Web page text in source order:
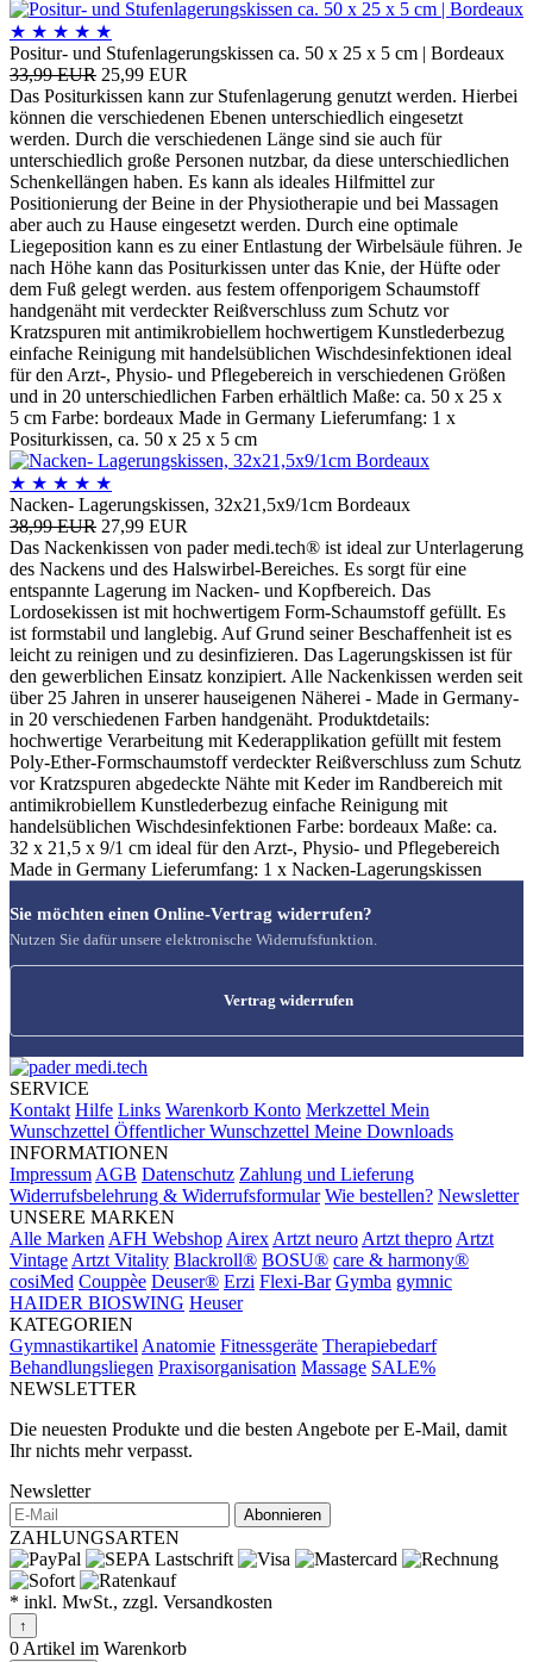
★ ★ ★ ★ ★
Positur- und Stufenlagerungskissen ca. 50 x 25 x 5 cm | Bordeaux
33,99 EUR 25,99 EUR
Das Positurkissen kann zur Stufenlagerung genutzt werden. Hierbei
können die verschiedenen Ebenen unterschiedlich eingesetzt
werden. Durch die verschiedenen Länge sind sie auch für
unterschiedlich große Personen nutzbar, da diese unterschiedlichen
Schenkellängen haben. Es kann als ideales Hilfmittel zur
Positionierung der Beine in der Physiotherapie und bei Massagen
aber auch zu Hause eingesetzt werden. Durch eine optimale
Liegeposition kann es zu einer Entlastung der Wirbelsäule führen. Je
nach Höhe kann das Positurkissen unter das Knie, der Hüfte oder
dem Fuß gelegt werden. aus festem offenporigem Schaumstoff
handgenäht mit verdeckter Reißverschluss zum Schutz vor
Kratzspuren mit antimikrobiellem hochwertigem Kunstlederbezug
einfache Reinigung mit handelsüblichen Wischdesinfektionen ideal
für den Arzt-, Physio- und Pflegebereich in verschiedenen Größen
und in 20 unterschiedlichen Farben erhältlich Maße: ca. 50 x 25 x
5 cm Farbe: bordeaux Made in Germany Lieferumfang: 1 x
Positurkissen, ca. 50 x 25 x 5 cm
★ ★ ★ ★ ★
Nacken- Lagerungskissen, 32x21,5x9/1cm Bordeaux
38,99 EUR 27,99 EUR
Das Nackenkissen von pader medi.tech® ist ideal zur Unterlagerung
des Nackens und des Halswirbel-Bereiches. Es sorgt für eine
entspannte Lagerung im Nacken- und Kopfbereich. Das
Lordosekissen ist mit hochwertigem Form-Schaumstoff gefüllt. Es
ist formstabil und langlebig. Auf Grund seiner Beschaffenheit ist es
leicht zu reinigen und zu desinfizieren. Das Lagerungskissen ist für
den gewerblichen Einsatz konzipiert. Alle Nackenkissen werden seit
über 25 Jahren in unserer hauseigenen Näherei - Made in Germany-
in 20 verschiedenen Farben handgenäht. Produktdetails:
hochwertige Verarbeitung mit Kederapplikation gefüllt mit festem
Poly-Ether-Formschaumstoff verdeckter Reißverschluss zum Schutz
vor Kratzspuren abgedeckte Nähte mit Keder im Randbereich mit
antimikrobiellem Kunstlederbezug einfache Reinigung mit
handelsüblichen Wischdesinfektionen Farbe: bordeaux Maße: ca.
32 x 21,5 x 9/1 cm ideal für den Arzt-, Physio- und Pflegebereich
Made in Germany Lieferumfang: 1 x Nacken-Lagerungskissen
Sie möchten einen Online-Vertrag widerrufen?
Nutzen Sie dafür unsere elektronische Widerrufsfunktion.
Vertrag widerrufen
SERVICE
Kontakt Hilfe Links Warenkorb Konto Merkzettel Mein
Wunschzettel Öffentlicher Wunschzettel Meine Downloads
INFORMATIONEN
Impressum AGB Datenschutz Zahlung und Lieferung
Widerrufsbelehrung & Widerrufsformular Wie bestellen? Newsletter
UNSERE MARKEN
Alle Marken AFH Webshop Airex Artzt neuro Artzt thepro Artzt
Vintage Artzt Vitality Blackroll® BOSU® care & harmony®
cosiMed Couppèe Deuser® Erzi Flexi-Bar Gymba gymnic
HAIDER BIOSWING Heuser
KATEGORIEN
Gymnastikartikel Anatomie Fitnessgeräte Therapiebedarf
Behandlungsliegen Praxisorganisation Massage SALE%
NEWSLETTER
Die neuesten Produkte und die besten Angebote per E-Mail, damit
Ihr nichts mehr verpasst.
Newsletter
Abonnieren
ZAHLUNGSARTEN
* inkl. MwSt., zzgl. Versandkosten
↑
0 Artikel im Warenkorb